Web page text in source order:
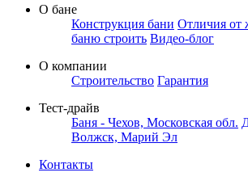
О бане
Конструкция бани Отличия от
баню строить Видео-блог
О компании
Строительство Гарантия
Тест-драйв
Баня - Чехов, Московская обл.
Волжск, Марий Эл
Контакты